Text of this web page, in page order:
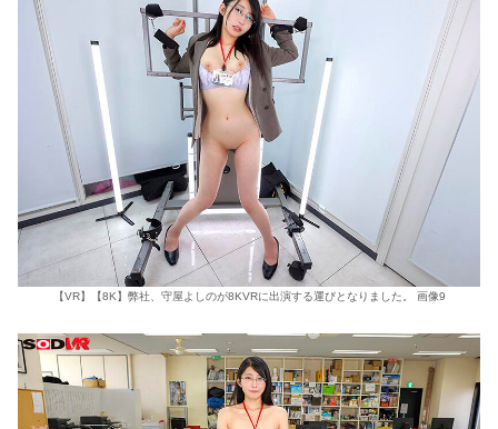
【VR】【8K】弊社、守屋よしのが8KVRに出演する運びとなりました。 画像9